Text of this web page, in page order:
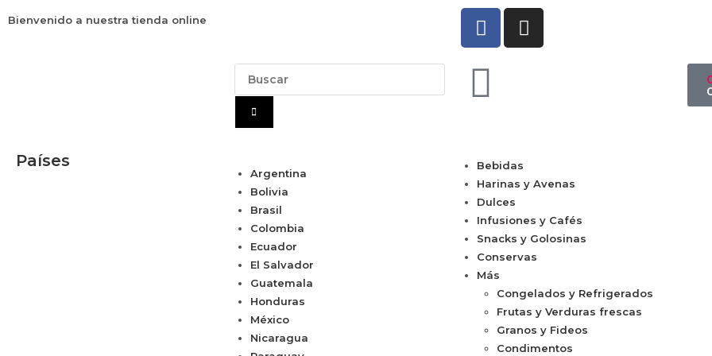
Bienvenido a nuestra tienda online
Países
Argentina
Bolivia
Brasil
Colombia
Ecuador
El Salvador
Guatemala
Honduras
México
Nicaragua
Bebidas
Harinas y Avenas
Dulces
Infusiones y Cafés
Snacks y Golosinas
Conservas
Más
Congelados y Refrigerados
Frutas y Verduras frescas
Granos y Fideos
Condimentos